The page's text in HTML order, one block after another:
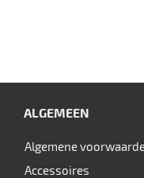
ALGEMEEN
Algemene
Accessoires